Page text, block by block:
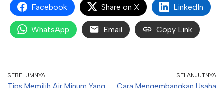
Facebook Share on X LinkedIn
WhatsApp Email Copy Link
SEBELUMNYA
Tips Memilih Air Minum Yang
SELANJUTNYA
Cara Mengembangkan Usaha